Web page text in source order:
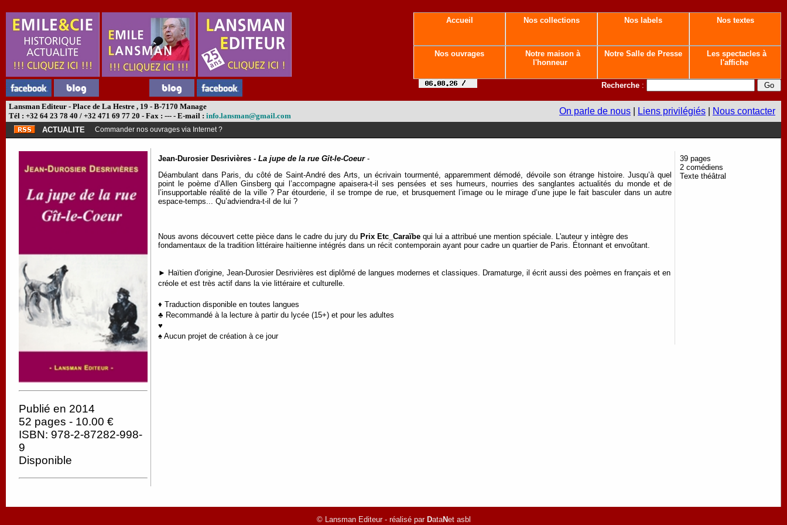
Accueil Nos collections Nos labels Nos textes
Nos ouvrages
Notre maison à
l'honneur
Notre Salle de Presse
Les spectacles à
l'affiche
Recherche :
Lansman Editeur - Place de La Hestre , 19 - B-7170 Manage
Tél : +32 64 23 78 40 / +32 471 69 77 20 - Fax : --- - E-mail : info.lansman@gmail.com On parle de nous Liens privilégiés Nous contacter
ACTUALITE Commander nos ouvrages via Internet ?
Publié en 2014
52 pages - 10.00 €
ISBN: 978-2-87282-998-
9
Disponible
Jean-Durosier Desrivières - La jupe de la rue Gît-le-Coeur-
Déambulant dans Paris, du côté de Saint-André des Arts, un écrivain tourmenté, apparemment démodé, dévoile son étrange histoire. Jusqu’à quel
point le poème d’Allen Ginsberg qui l’accompagne apaisera-t-il ses pensées et ses humeurs, nourries des sanglantes actualités du monde et de
l’insupportable réalité de la ville ? Par étourderie, il se trompe de rue, et brusquement l’image ou le mirage d’une jupe le fait basculer dans un autre
espace-temps... Qu’adviendra-t-il de lui ?
Nous avons découvert cette pièce dans le cadre du jury du Prix Etc_Caraïbe qui lui a attribué une mention spéciale. L'auteur y intègre des
fondamentaux de la tradition littéraire haïtienne intégrés dans un récit contemporain ayant pour cadre un quartier de Paris. Étonnant et envoûtant.
► Haïtien d'origine, Jean-Durosier Desrivières est diplômé de langues modernes et classiques. Dramaturge, il écrit aussi des poèmes en français et en
créole et est très actif dans la vie littéraire et culturelle.
♦ Traduction disponible en toutes langues
♣ Recommandé à la lecture à partir du lycée (15+) et pour les adultes
♥
♠ Aucun projet de création à ce jour
39 pages
2 comédiens
Texte théâtral
© Lansman Editeur - réalisé par DataNet asbl